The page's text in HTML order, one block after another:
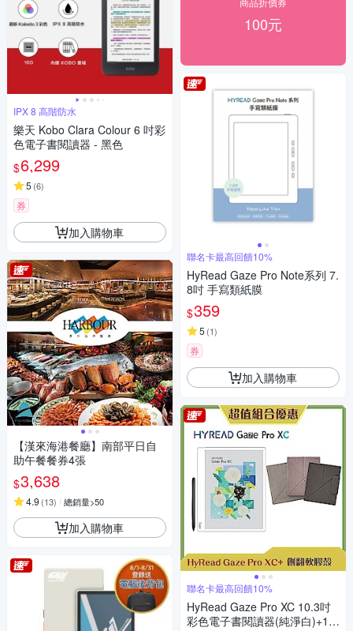
IPX 8 高階防水
樂天 Kobo Clara Colour 6 吋彩
色電子書閱讀器 - 黑色
$6,299
5 (6)
券
加入購物車
【漢來海港餐廳】南部平日自
助午餐餐券4張
$3,638
4.9 (13) 總銷量>50
加入購物車
100元
聯名卡最高回饋10%
HyRead Gaze Pro Note系列 7.
8吋 手寫類紙膜
$359
5 (1)
券
加入購物車
聯名卡最高回饋10%
HyRead Gaze Pro XC 10.3吋
彩色電子書閱讀器(純淨白)+10.